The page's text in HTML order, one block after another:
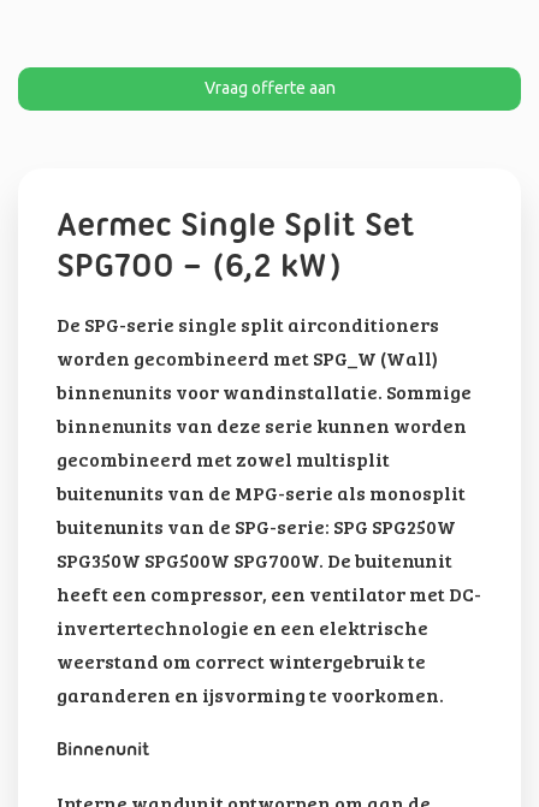
Vraag offerte aan
Aermec Single Split Set
SPG700 – (6,2 kW)
De SPG-serie single split airconditioners
worden gecombineerd met SPG_W (Wall)
binnenunits voor wandinstallatie. Sommige
binnenunits van deze serie kunnen worden
gecombineerd met zowel multisplit
buitenunits van de MPG-serie als monosplit
buitenunits van de SPG-serie: SPG SPG250W
SPG350W SPG500W SPG700W. De buitenunit
heeft een compressor, een ventilator met DC-
invertertechnologie en een elektrische
weerstand om correct wintergebruik te
garanderen en ijsvorming te voorkomen.
Binnenunit